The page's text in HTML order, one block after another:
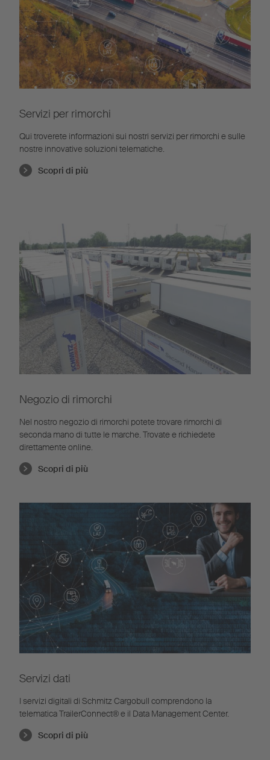
Servizi per rimorchi
Qui troverete informazioni sui nostri servizi per rimorchi e sulle
nostre innovative soluzioni telematiche.
Scopri di più
Negozio di rimorchi
Nel nostro negozio di rimorchi potete trovare rimorchi di
seconda mano di tutte le marche. Trovate e richiedete
direttamente online.
Scopri di più
Servizi dati
I servizi digitali di Schmitz Cargobull comprendono la
telematica TrailerConnect® e il Data Management Center.
Scopri di più